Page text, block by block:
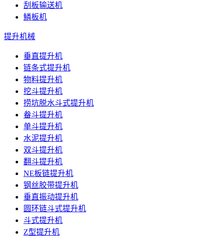
刮板输送机
鳞板机
提升机械
垂直提升机
链条式提升机
物料提升机
挖斗提升机
捞坑脱水斗式提升机
畚斗提升机
单斗提升机
水泥提升机
双斗提升机
翻斗提升机
NE板链提升机
钢丝胶带提升机
垂直振动提升机
圆环链斗式提升机
斗式提升机
Z型提升机